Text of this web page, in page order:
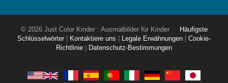
© 2026 Just Color Kinder : Ausmalbilder für Kinder
Häufigste
Schlüsselwörter
Kontaktiere uns Legale Erwähnungen
Cookie-
Richtlinie
Datenschutz-Bestimmungen